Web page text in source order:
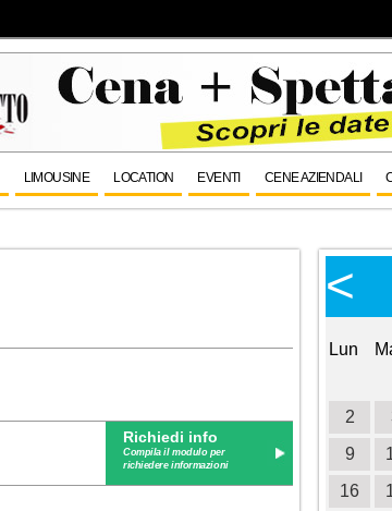
LIMOUSINE LOCATION EVENTI CENE AZIENDALI
Richiedi info
Compila il modulo per
richiedere informazioni
Lun Mar Mer Gio Ven Sab
Dom
4
5 6 7 8 9
10
13 14 15
18
19 20 21 22 23
24
<
Lun
2
9
16